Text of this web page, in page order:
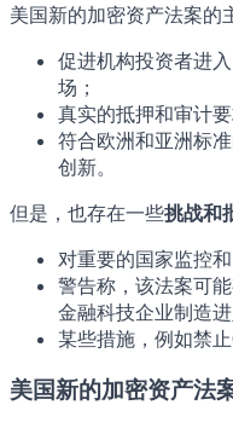
美国新的加密资产法案的
促进机构投资者进
场；
真实的抵押和审计
符合欧洲和亚洲标
创新。
但是，也存在一些挑战和
对重要的国家监控
警告称，该法案可
金融科技企业制造进
某些措施，例如禁
美国新的加密资产法